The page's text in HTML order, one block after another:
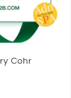
Cohr